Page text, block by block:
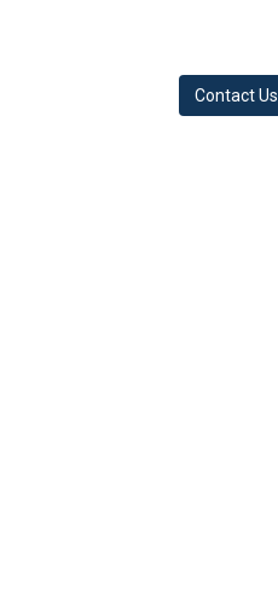
Contact Us